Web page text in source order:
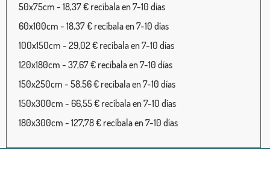
50x75cm - 18,37 € recíbala en 7-10 días
60x100cm - 18,37 € recíbala en 7-10 días
100x150cm - 29,02 € recíbala en 7-10 días
120x180cm - 37,67 € recíbala en 7-10 días
150x250cm - 58,56 € recíbala en 7-10 días
150x300cm - 66,55 € recíbala en 7-10 días
180x300cm - 127,78 € recíbala en 7-10 días